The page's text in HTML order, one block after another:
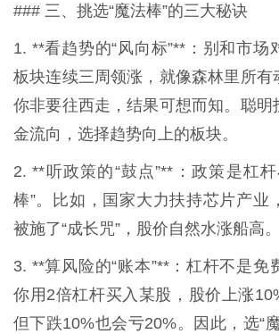
### 三、挑选“魔法棒”的三大秘诀
1. **看趋势的“风向标”**：别和市场
板块连续三周领涨，就像森林里所有
你非要往西走，结果可想而知。聪明
金流向，选择趋势向上的板块。
2. **听政策的“鼓点”**：政策是杠
棒”。比如，国家大力扶持芯片产业
被施了“成长咒”，股价自然水涨船高。
3. **算风险的“账本”**：杠杆不是免
你用2倍杠杆买入某股，股价上涨
但下跌10%也会亏20%。因此，选“